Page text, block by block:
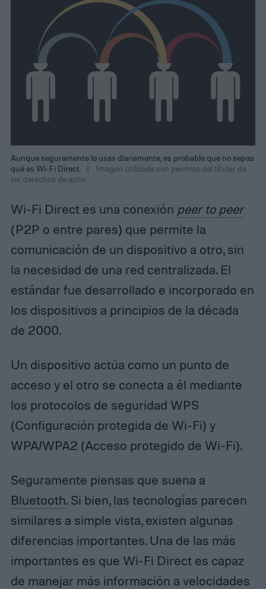
Aunque seguramente lo usas diariamente, es probable que no sepas
qué es Wi-Fi Direct.
Imagen utilizada con permiso del titular de
los derechos de autor
Wi-Fi Direct es una conexión peer to peer
(P2P o entre pares) que permite la
comunicación de un dispositivo a otro, sin
la necesidad de una red centralizada. El
estándar fue desarrollado e incorporado en
los dispositivos a principios de la década
de 2000.
Un dispositivo actúa como un punto de
acceso y el otro se conecta a él mediante
los protocolos de seguridad WPS
(Configuración protegida de Wi-Fi) y
WPA/WPA2 (Acceso protegido de Wi-Fi).
Seguramente piensas que suena a
Bluetooth. Si bien, las tecnologías parecen
similares a simple vista, existen algunas
diferencias importantes. Una de las más
importantes es que Wi-Fi Direct es capaz
de manejar más información a velocidades